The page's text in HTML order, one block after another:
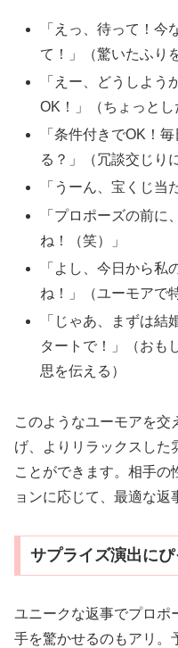
「えっ、待って！今
て！」（驚いたふり
「えー、どうしよ
OK！」（ちょっとし
「条件付きでOK！
る？」（冗談交じり
「うーん、宝くじ当
「プロポーズの前に
ね！（笑）」
「よし、今日から私
ね！」（ユーモアで
「じゃあ、まずは結
タートで！」（おも
思を伝える）
このようなユーモアを交
げ、よりリラックスした
ことができます。相手の
ョンに応じて、最適な返
サプライズ演出に
ユニークな返事でプロポ
手を驚かせるのもアリ。